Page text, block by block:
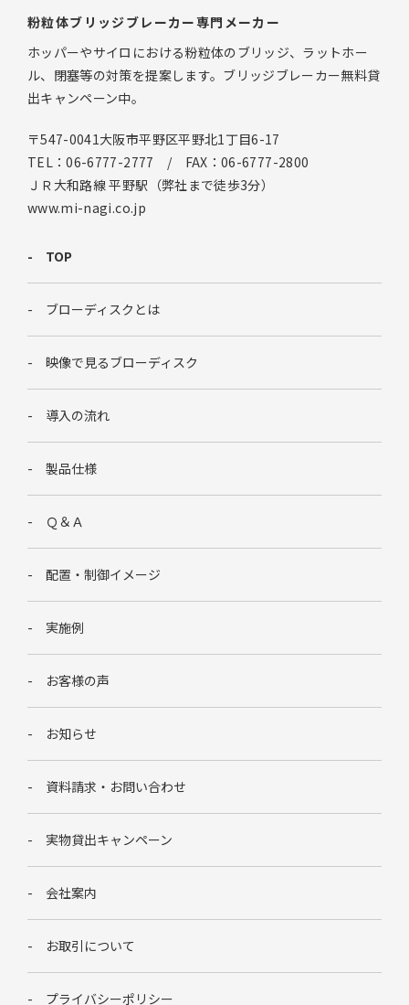
粉粒体ブリッジブレーカー専門メーカー
ホッパーやサイロにおける粉粒体のブリッジ、ラットホー
ル、閉塞等の対策を提案します。ブリッジブレーカー無料貸
出キャンペーン中。
〒547-0041大阪市平野区平野北1丁目6-17
TEL：06-6777-2777 / FAX：06-6777-2800
ＪＲ大和路線 平野駅（弊社まで徒歩3分）
www.mi-nagi.co.jp
TOP
ブローディスクとは
映像で見るブローディスク
導入の流れ
製品仕様
Ｑ＆Ａ
配置・制御イメージ
実施例
お客様の声
お知らせ
資料請求・お問い合わせ
実物貸出キャンペーン
会社案内
お取引について
プライバシーポリシー